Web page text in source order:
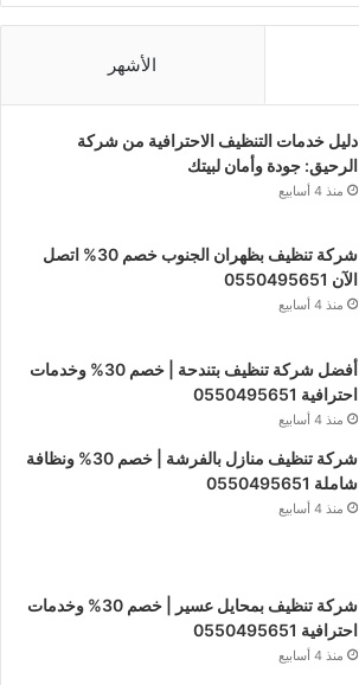
الأشهر
دليل خدمات التنظيف الاحترافية من شركة
الرحيق: جودة وأمان لبيتك
منذ 4 أسابيع
شركة تنظيف بظهران الجنوب خصم 30% اتصل
الآن 0550495651
منذ 4 أسابيع
أفضل شركة تنظيف بتندحة | خصم 30% وخدمات
احترافية 0550495651
منذ 4 أسابيع
شركة تنظيف منازل بالفرشة | خصم 30% ونظافة
شاملة 0550495651
منذ 4 أسابيع
شركة تنظيف بمحايل عسير | خصم 30% وخدمات
احترافية 0550495651
منذ 4 أسابيع